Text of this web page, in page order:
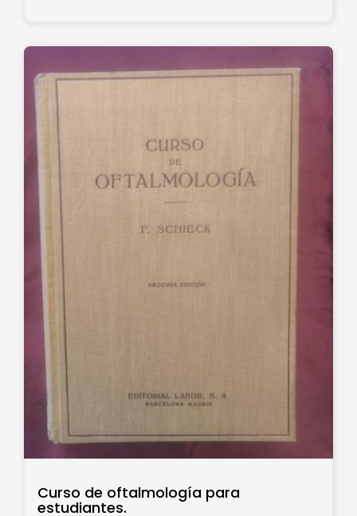
Curso de oftalmología para
estudiantes.